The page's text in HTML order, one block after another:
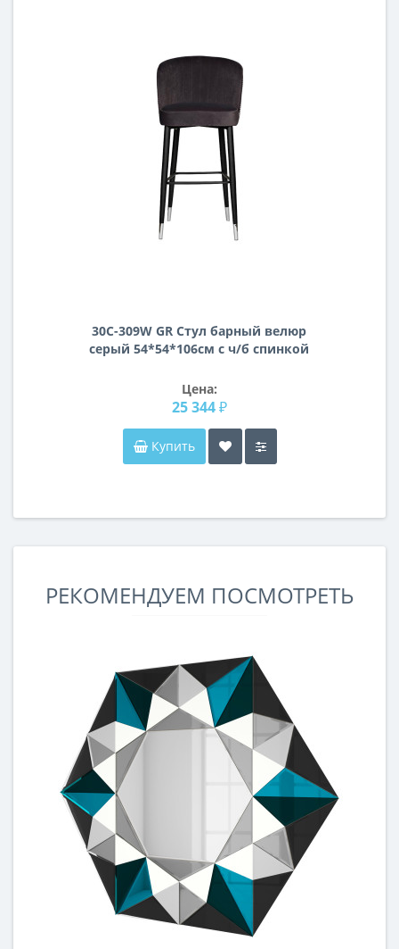
30C-309W GR Cтул барный велюр
серый 54*54*106см с ч/б спинкой
Цена:
25 344 ₽
Купить
РЕКОМЕНДУЕМ ПОСМОТРЕТЬ